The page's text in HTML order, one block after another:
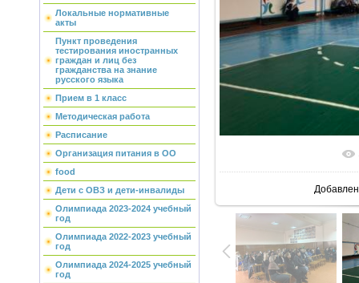
Локальные нормативные
акты
Пункт проведения
тестирования иностранных
граждан и лиц без
гражданства на знание
русского языка
Прием в 1 класс
Методическая работа
Расписание
Организация питания в ОО
food
Дети с ОВЗ и дети-инвалиды
Олимпиада 2023-2024 учебный
год
Олимпиада 2022-2023 учебный
год
Олимпиада 2024-2025 учебный
год